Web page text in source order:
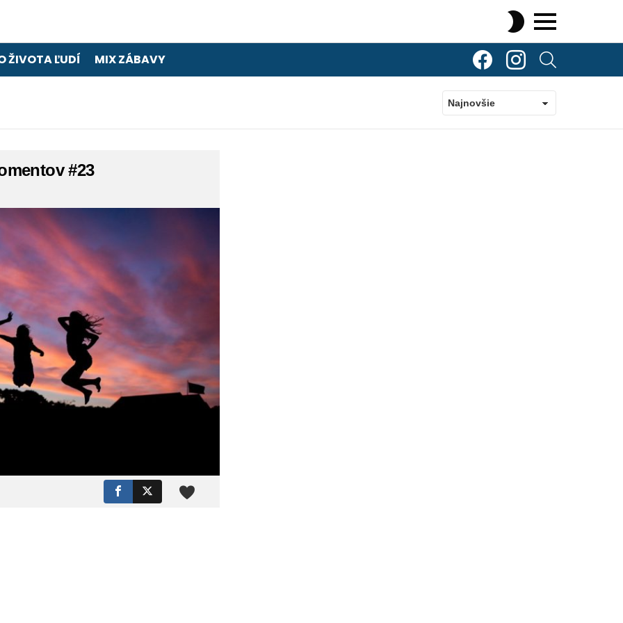
SKIN
ŽIVOTA ĽUDÍ MIX ZÁBAVY
TOP KomentyTOP Komenty
#23